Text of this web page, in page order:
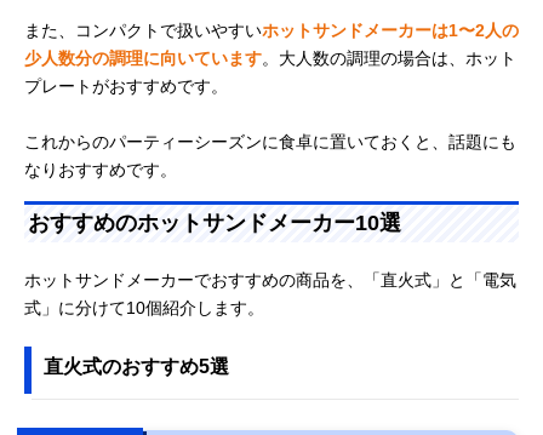
また、コンパクトで扱いやすいホットサンドメーカーは1〜2人の
少人数分の調理に向いています。大人数の調理の場合は、ホット
プレートがおすすめです。
これからのパーティーシーズンに食卓に置いておくと、話題にも
なりおすすめです。
おすすめのホットサンドメーカー10選
ホットサンドメーカーでおすすめの商品を、「直火式」と「電気
式」に分けて10個紹介します。
直火式のおすすめ5選